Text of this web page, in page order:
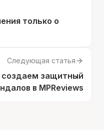
только о
Следующая статья
создаем защитный
в MPReviews